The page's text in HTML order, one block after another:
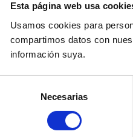
Esta página web usa
Usamos cookies para
compartimos datos con
información suya.
consentimiento
Necesarias